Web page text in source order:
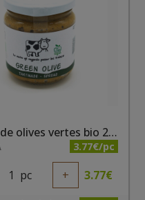
Tartinade olives vertes bio 200ml
3.77€/pc
1 pc + 3.77€